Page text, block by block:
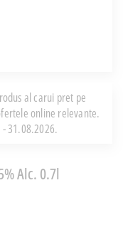
al carui pret pe
online relevante.
31.08.2026.
Alc. 0.7l